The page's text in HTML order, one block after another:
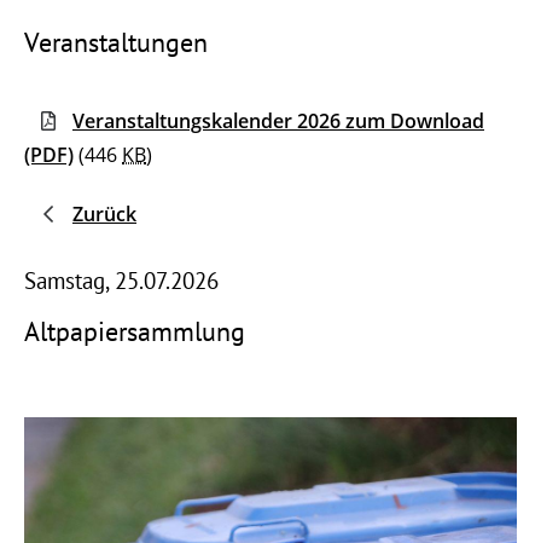
Veranstaltungen
Veranstaltungskalender 2026 zum Download
(PDF)(446 KB)
Zurück
Samstag, 25.07.2026
Altpapiersammlung